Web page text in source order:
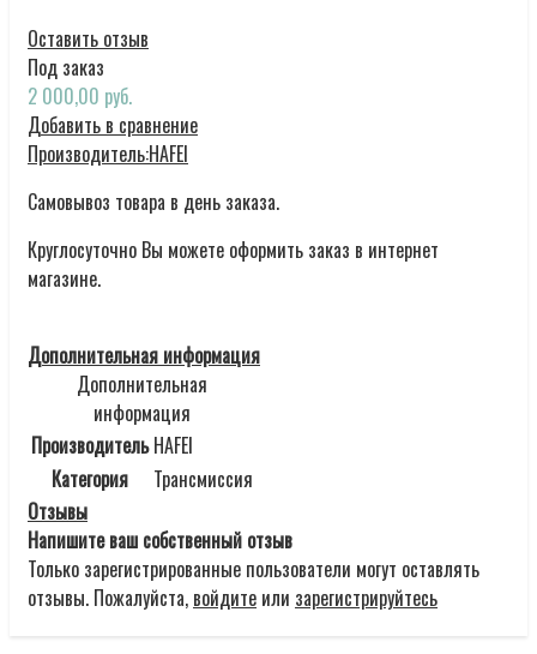
Оставить отзыв
Под заказ
2 000,00 руб.
Добавить в сравнение
Производитель:HAFEI
Самовывоз товара в день заказа.
Круглосуточно Вы можете оформить заказ в интернет
магазине.
Дополнительная информация
Дополнительная
информация
Производитель HAFEI
Категория
Трансмиссия
Отзывы
Напишите ваш собственный отзыв
Только зарегистрированные пользователи могут оставлять
отзывы. Пожалуйста, войдите или зарегистрируйтесь